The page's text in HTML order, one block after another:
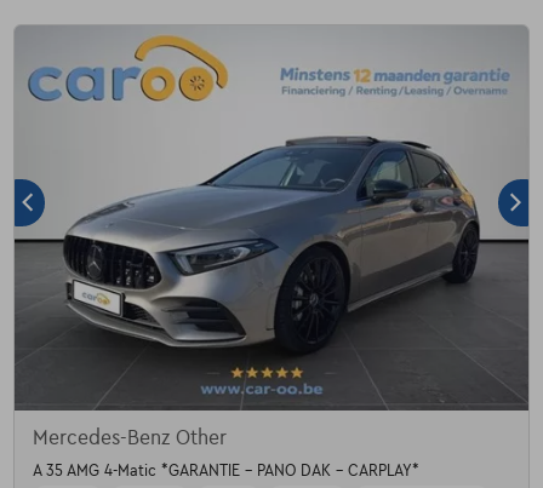
Mercedes-Benz Other
A 35 AMG 4-Matic *GARANTIE - PANO DAK - CARPLAY*